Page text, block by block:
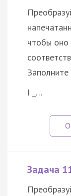
чтобы оно
I _…
Задача